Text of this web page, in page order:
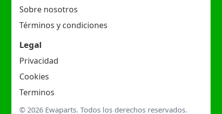
Sobre nosotros
Términos y condiciones
Legal
Privacidad
Cookies
Terminos
© 2026 Ewaparts. Todos los derechos reservados.